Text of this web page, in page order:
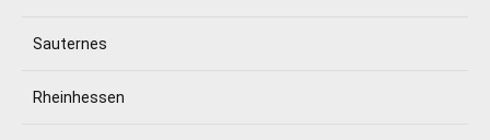
Sauternes
Rheinhessen